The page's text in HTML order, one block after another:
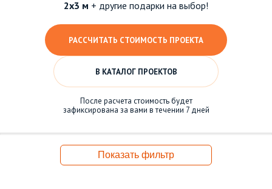
2х3 м + другие подарки на выбор!
РАССЧИТАТЬ СТОИМОСТЬ ПРОЕКТА
В КАТАЛОГ ПРОЕКТОВ
После расчета стоимость будет
зафиксирована за вами в течении 7 дней
Показать фильтр